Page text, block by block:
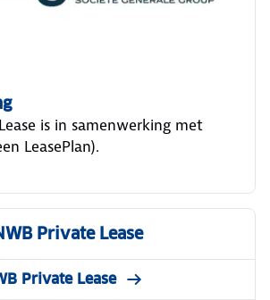
is in samenwerking met
LeasePlan).
Private Lease
Private Lease